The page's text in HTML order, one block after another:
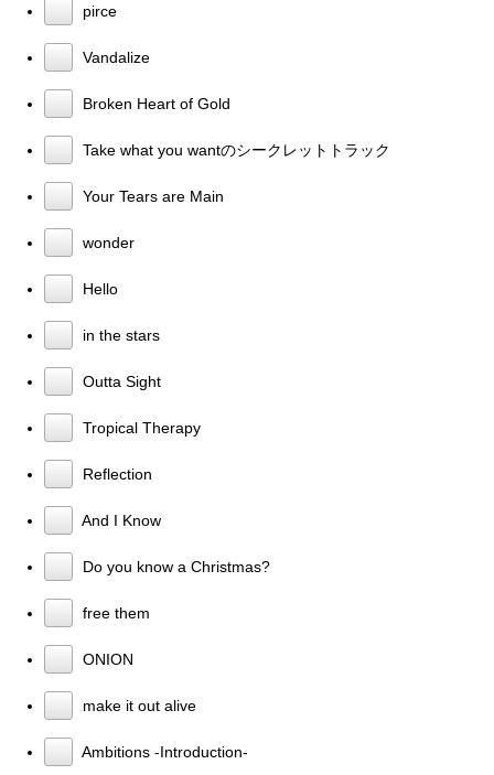
pirce
Vandalize
Broken Heart of Gold
Take what you wantのシークレットトラック
Your Tears are Main
wonder
Hello
in the stars
Outta Sight
Tropical Therapy
Reflection
And I Know
Do you know a Christmas?
free them
ONION
make it out alive
Ambitions -Introduction-